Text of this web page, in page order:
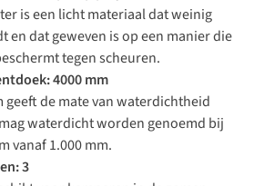
is een licht materiaal dat weinig
en dat geweven is op een manier die
tegen scheuren.
4000 mm
geeft de mate van waterdichtheid
waterdicht worden genoemd bij
vanaf 1.000 mm.
3